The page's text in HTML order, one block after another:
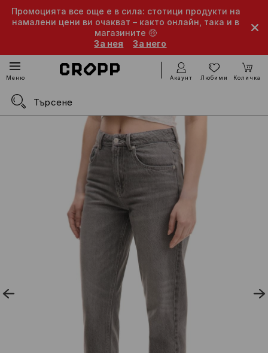
Промоцията все още е в сила: стотици продукти на
намалени цени ви очакват – както онлайн, така и в
магазините 🤑
За нея
За него
Меню Акаунт Любими Количка